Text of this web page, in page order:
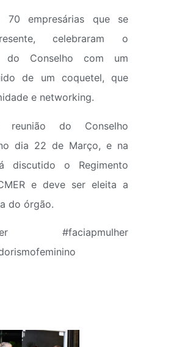
empresárias que se
celebraram o
do Conselho com um
de um coquetel, que
e networking.
reunião do Conselho
dia 22 de Março, e na
discutido o Regimento
e deve ser eleita a
do órgão.
#faciapmulher